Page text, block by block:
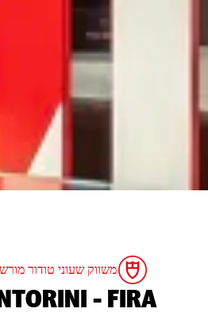
משווק שעוני טודור
- FIRA‬